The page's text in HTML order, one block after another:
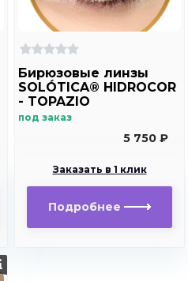
Бирюзовые линзы
SOLÓTICA® HIDROCOR
- TOPAZIO
под заказ
5 750 ₽
Заказать в 1 клик
Подробнее